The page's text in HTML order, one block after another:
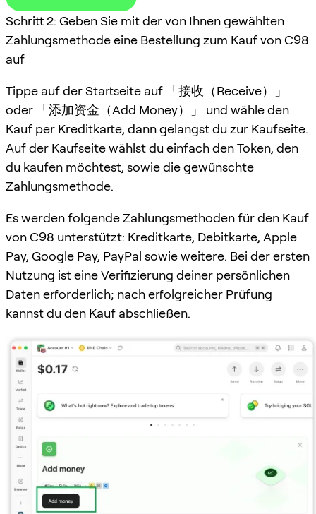
Schritt 2: Geben Sie mit der von Ihnen gewählten
Zahlungsmethode eine Bestellung zum Kauf von C98
auf
Tippe auf der Startseite auf 「接收（Receive）」
oder 「添加资金（Add Money）」 und wähle den
Kauf per Kreditkarte, dann gelangst du zur Kaufseite.
Auf der Kaufseite wählst du einfach den Token, den
du kaufen möchtest, sowie die gewünschte
Zahlungsmethode.
Es werden folgende Zahlungsmethoden für den Kauf
von C98 unterstützt: Kreditkarte, Debitkarte, Apple
Pay, Google Pay, PayPal sowie weitere. Bei der ersten
Nutzung ist eine Verifizierung deiner persönlichen
Daten erforderlich; nach erfolgreicher Prüfung
kannst du den Kauf abschließen.